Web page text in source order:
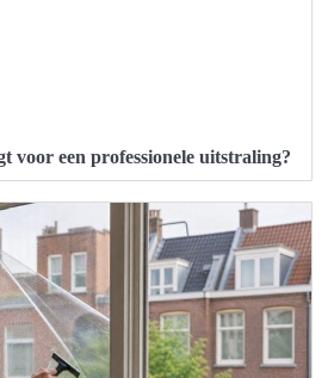
voor een professionele uitstraling?